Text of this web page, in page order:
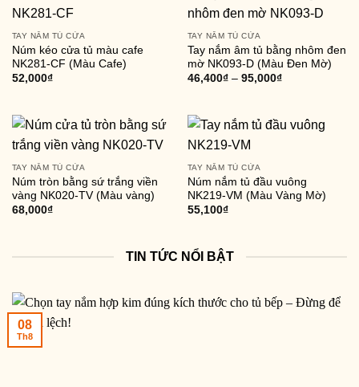
TAY NẮM TỦ CỬA
Núm kéo cửa tủ màu cafe
NK281-CF (Màu Cafe)
52,000₫
TAY NẮM TỦ CỬA
Tay nắm âm tủ bằng nhôm đen
mờ NK093-D (Màu Đen Mờ)
46,400₫– 95,000₫
TAY NẮM TỦ CỬA
Núm tròn bằng sứ trắng viền
vàng NK020-TV (Màu vàng)
68,000₫
TAY NẮM TỦ CỬA
Núm nắm tủ đầu vuông
NK219-VM (Màu Vàng Mờ)
55,100₫
TIN TỨC NỔI BẬT
08
Th8